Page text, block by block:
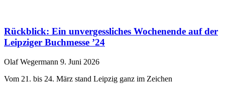
Rückblick: Ein unvergessliches Wochenende auf der
Leipziger Buchmesse ’24
Olaf Wegermann 9. Juni 2026
Vom 21. bis 24. März stand Leipzig ganz im Zeichen